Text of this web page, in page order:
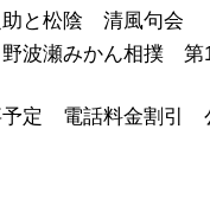
と松陰 清風句会
波瀬みかん相撲 第
定 電話料金割引